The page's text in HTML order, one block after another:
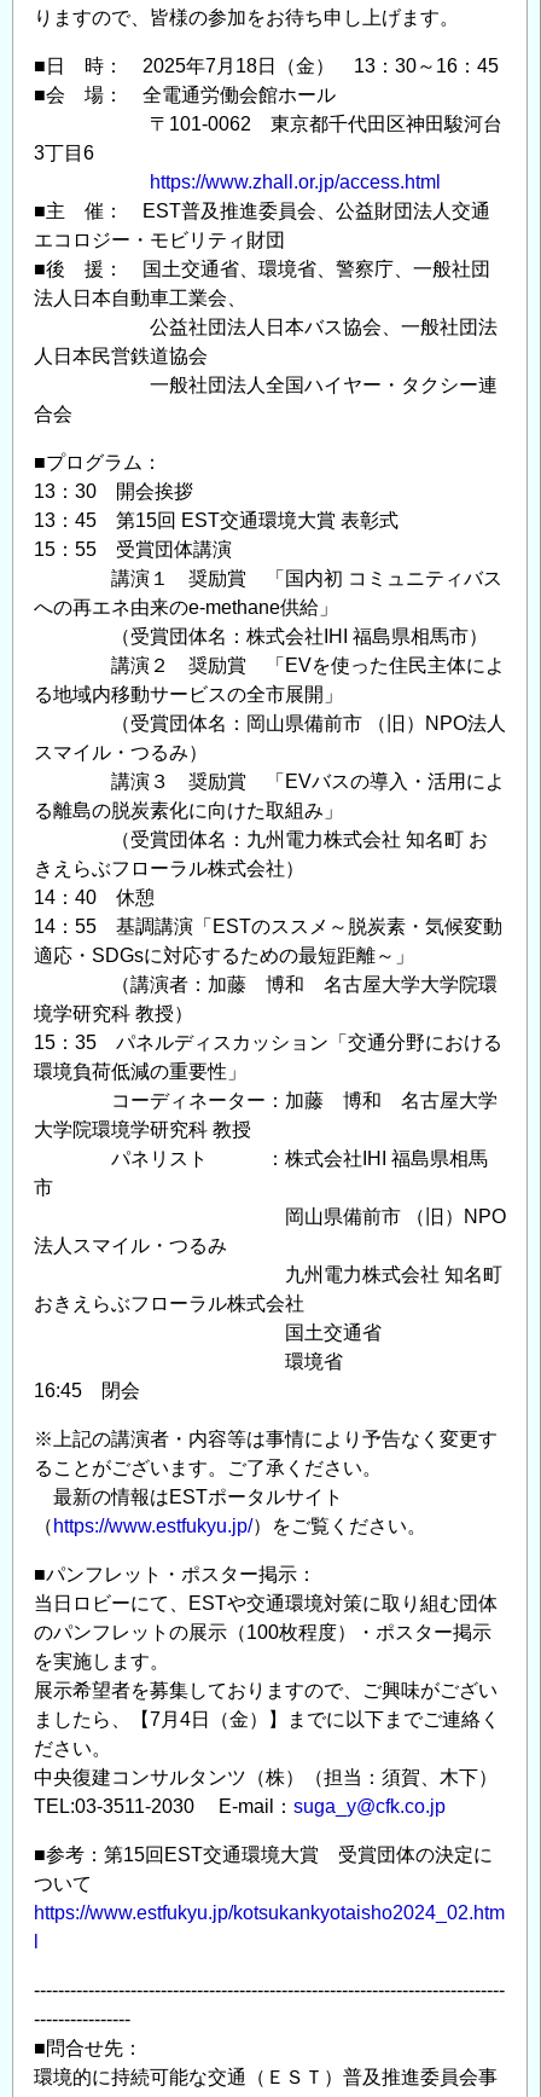
りますので、皆様の参加をお待ち申し上げます。
■日 時： 2025年7月18日（金） 13：30～16：45
■会 場： 全電通労働会館ホール
〒101-0062 東京都千代田区神田駿河台
3丁目6
https://www.zhall.or.jp/access.html
■主 催： EST普及推進委員会、公益財団法人交通
エコロジー・モビリティ財団
■後 援： 国土交通省、環境省、警察庁、一般社団
法人日本自動車工業会、
公益社団法人日本バス協会、一般社団法
人日本民営鉄道協会
一般社団法人全国ハイヤー・タクシー連
合会
■プログラム：
13：30 開会挨拶
13：45 第15回 EST交通環境大賞 表彰式
15：55 受賞団体講演
講演１ 奨励賞 「国内初 コミュニティバス
への再エネ由来のe-methane供給」
（受賞団体名：株式会社IHI 福島県相馬市）
講演２ 奨励賞 「EVを使った住民主体によ
る地域内移動サービスの全市展開」
（受賞団体名：岡山県備前市 （旧）NPO法人
スマイル・つるみ）
講演３ 奨励賞 「EVバスの導入・活用によ
る離島の脱炭素化に向けた取組み」
（受賞団体名：九州電力株式会社 知名町 お
きえらぶフローラル株式会社）
14：40 休憩
14：55 基調講演「ESTのススメ～脱炭素・気候変動
適応・SDGsに対応するための最短距離～」
（講演者：加藤 博和 名古屋大学大学院環
境学研究科 教授）
15：35 パネルディスカッション「交通分野における
環境負荷低減の重要性」
コーディネーター：加藤 博和 名古屋大学
大学院環境学研究科 教授
パネリスト ：株式会社IHI 福島県相馬
市
岡山県備前市 （旧）NPO
法人スマイル・つるみ
九州電力株式会社 知名町
おきえらぶフローラル株式会社
国土交通省
環境省
16:45 閉会
※上記の講演者・内容等は事情により予告なく変更す
ることがございます。ご了承ください。
最新の情報はESTポータルサイト
（ https://www.estfukyu.jp/）をご覧ください。
■パンフレット・ポスター掲示：
当日ロビーにて、ESTや交通環境対策に取り組む団体
のパンフレットの展示（100枚程度）・ポスター掲示
を実施します。
展示希望者を募集しておりますので、ご興味がござい
ましたら、【7月4日（金）】までに以下までご連絡く
ださい。
中央復建コンサルタンツ（株）（担当：須賀、木下）
TEL:03-3511-2030 E-mail： suga_y@cfk.co.jp
■参考：第15回EST交通環境大賞 受賞団体の決定に
ついて
https://www.estfukyu.jp/kotsukankyotaisho2024_02.htm
------------------------------------------------------------------------------
----------------
■問合せ先：
環境的に持続可能な交通（ＥＳＴ）普及推進委員会事